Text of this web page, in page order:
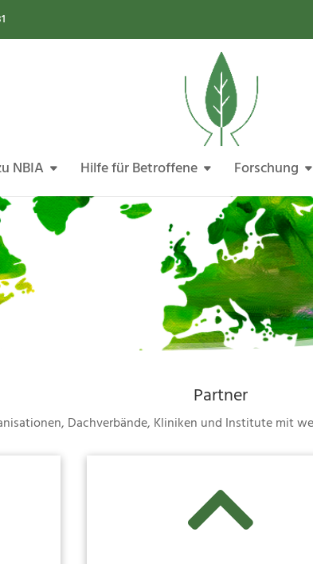
NBIA Hilfe für Betroffene Forschung
Partner
Dachverbände, Kliniken und Institute mit
